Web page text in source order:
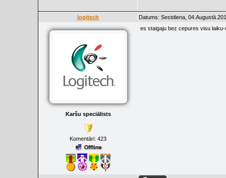
logitech Datums: Sestdiena,
Karšu speciālists
Komentāri: 423
es staigaju bez cepures visu